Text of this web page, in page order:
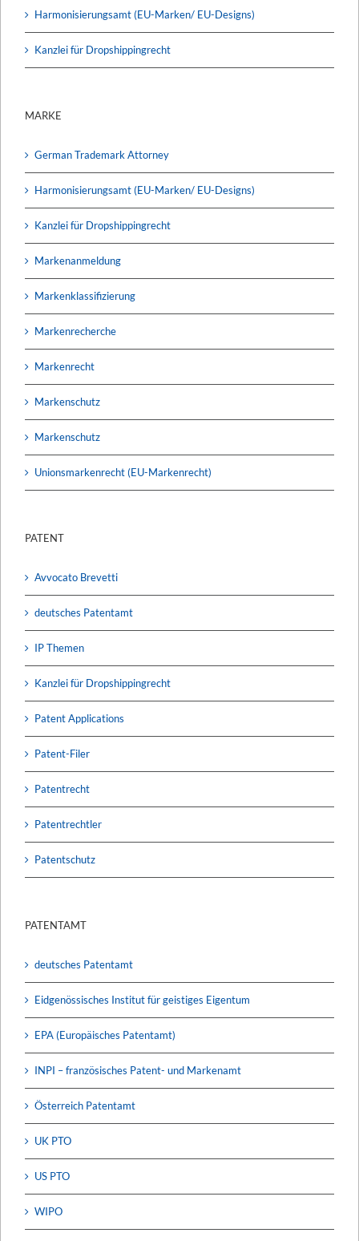
Harmonisierungsamt (EU-Marken/ EU-Designs)
Kanzlei für Dropshippingrecht
MARKE
German Trademark Attorney
Harmonisierungsamt (EU-Marken/ EU-Designs)
Kanzlei für Dropshippingrecht
Markenanmeldung
Markenklassifizierung
Markenrecherche
Markenrecht
Markenschutz
Markenschutz
Unionsmarkenrecht (EU-Markenrecht)
PATENT
Avvocato Brevetti
deutsches Patentamt
IP Themen
Kanzlei für Dropshippingrecht
Patent Applications
Patent-Filer
Patentrecht
Patentrechtler
Patentschutz
PATENTAMT
deutsches Patentamt
Eidgenössisches Institut für geistiges Eigentum
EPA (Europäisches Patentamt)
INPI – französisches Patent- und Markenamt
Österreich Patentamt
UK PTO
US PTO
WIPO